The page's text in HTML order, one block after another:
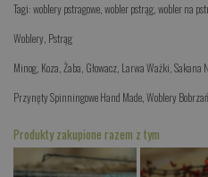
Tagi:woblery pstragowe ,wobler pstrąg,wobler na
Woblery Pstrąg
Minog, Koza ,Żaba Głowacz Larwa Ważki ,Sakana N
Przynęty Spinningowe Hand Made ,Woblery
Produkty zakupione razem z tym